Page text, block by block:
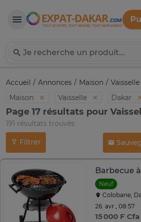
Expat-Dakar
Accueil Annonces Maison Vaisselle
Maison
Vaisselle Dakar
Page 17 résultats pour
191 résultats trouvés
Filtrer
Neuf
Colobane,
26. avr., 08:57
15 000 F Cfa